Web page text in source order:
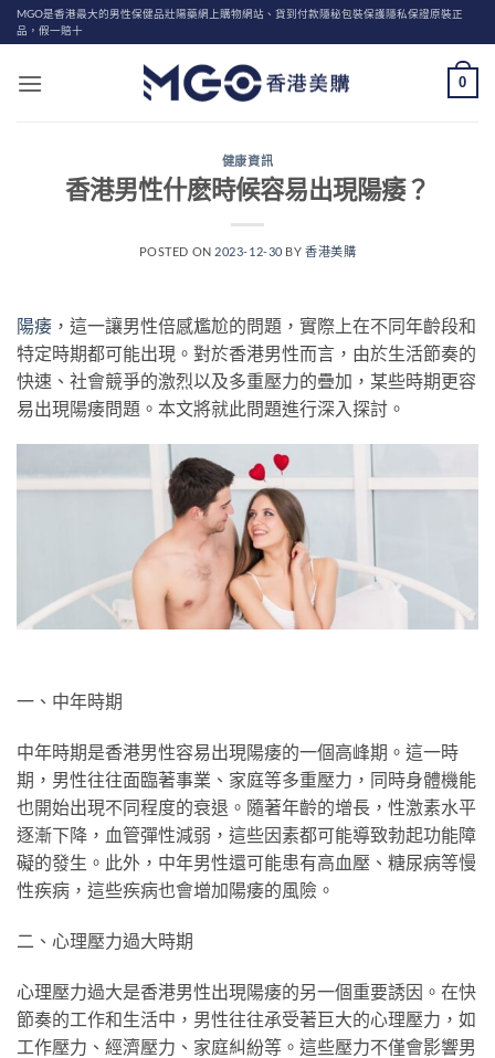
Skip
to
MGO是香港最大的男性保健品壯陽藥網上購物網站、貨到付款隱秘包裝保護隱私保證原裝正
品，假一賠十
0
健康資訊
香港男性什麽時候容易出現陽痿？
POSTED ON 2023-12-30 BY香港美購
陽痿 ，這一讓男性倍感尷尬的問題，實際上在不同年齡段和
特定時期都可能出現。對於香港男性而言，由於生活節奏的
快速、社會競爭的激烈以及多重壓力的疊加，某些時期更容
易出現陽痿問題。本文將就此問題進行深入探討。
一、中年時期
中年時期是香港男性容易出現陽痿的一個高峰期。這一時
期，男性往往面臨著事業、家庭等多重壓力，同時身體機能
也開始出現不同程度的衰退。隨著年齡的增長，性激素水平
逐漸下降，血管彈性減弱，這些因素都可能導致勃起功能障
礙的發生。此外，中年男性還可能患有高血壓、糖尿病等慢
性疾病，這些疾病也會增加陽痿的風險。
二、心理壓力過大時期
心理壓力過大是香港男性出現陽痿的另一個重要誘因。在快
節奏的工作和生活中，男性往往承受著巨大的心理壓力，如
工作壓力、經濟壓力、家庭糾紛等。這些壓力不僅會影響男